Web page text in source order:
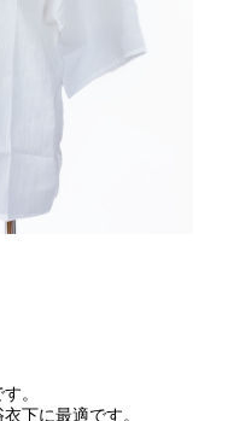
。
下に最適です。